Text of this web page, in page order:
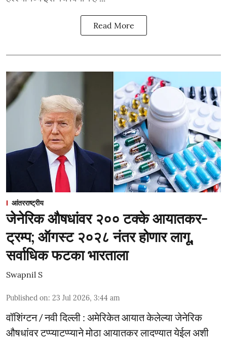
Read More
आंतरराष्ट्रीय
जेनेरिक औषधांवर २०० टक्के आयातकर-
ट्रम्प; ऑगस्ट २०२८ नंतर होणार लागू,
सर्वाधिक फटका भारताला
Swapnil S
Published on: 23 Jul 2026, 3:44 am
वॉशिंग्टन / नवी दिल्ली : अमेरिकेत आयात केलेल्या जेनेरिक
औषधांवर टप्प्याटप्प्याने मोठा आयातकर लादण्यात येईल अशी